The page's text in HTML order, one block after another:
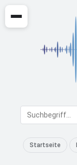
Startseite